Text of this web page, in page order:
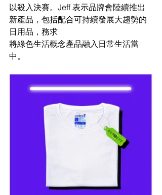
以殺入決賽。Jeff 表示品牌會陸續推出
新產品，包括配合可持續發展大趨勢的
日用品，務求
將綠色生活概念產品融入日常生活當
中。